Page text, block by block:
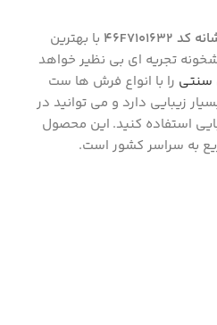
با بهترین
تجریه ای بی نظیر خواهد
سنتی را با انواع فرش ها ست
زیبایی دارد و می توانید در
استفاده کنید. این محصول
به سراسر کشور است.